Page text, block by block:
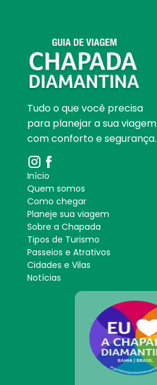
Tudo o que você precisa
para planejar a sua viagem
com conforto e segurança.
Início
Quem somos
Como chegar
Planeje sua viagem
Sobre a Chapada
Tipos de Turismo
Passeios e Atrativos
Cidades e Vilas
Notícias